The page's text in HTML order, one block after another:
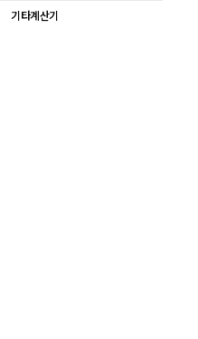
기타계산기